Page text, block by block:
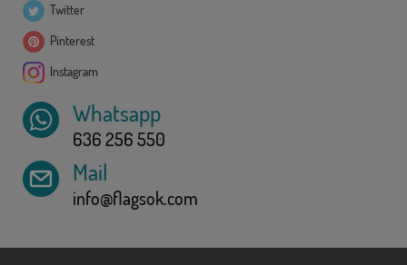
Twitter
Pinterest
Instagram
Whatsapp
636 256 550
Mail
info@flagsok.com